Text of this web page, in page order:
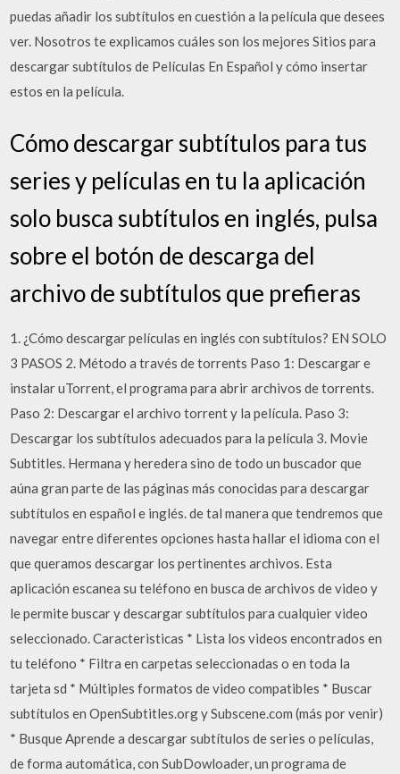
puedas añadir los subtítulos en cuestión a la película que desees
ver. Nosotros te explicamos cuáles son los mejores Sitios para
descargar subtítulos de Películas En Español y cómo insertar
estos en la película.
Cómo descargar subtítulos para tus
series y películas en tu la aplicación
solo busca subtítulos en inglés, pulsa
sobre el botón de descarga del
archivo de subtítulos que prefieras
1. ¿Cómo descargar películas en inglés con subtítulos? EN SOLO
3 PASOS 2. Método a través de torrents Paso 1: Descargar e
instalar uTorrent, el programa para abrir archivos de torrents.
Paso 2: Descargar el archivo torrent y la película. Paso 3:
Descargar los subtítulos adecuados para la película 3. Movie
Subtitles. Hermana y heredera sino de todo un buscador que
aúna gran parte de las páginas más conocidas para descargar
subtítulos en español e inglés. de tal manera que tendremos que
navegar entre diferentes opciones hasta hallar el idioma con el
que queramos descargar los pertinentes archivos. Esta
aplicación escanea su teléfono en busca de archivos de video y
le permite buscar y descargar subtítulos para cualquier video
seleccionado. Caracteristicas * Lista los videos encontrados en
tu teléfono * Filtra en carpetas seleccionadas o en toda la
tarjeta sd * Múltiples formatos de video compatibles * Buscar
subtítulos en OpenSubtitles.org y Subscene.com (más por venir)
* Busque Aprende a descargar subtítulos de series o películas,
de forma automática, con SubDowloader, un programa de